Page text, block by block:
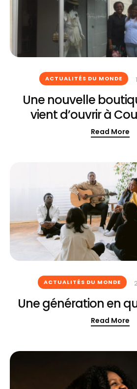
ACTUALITÉS DU MONDE
Une nouvelle
vient d’ouvrir à
Read More
ACTUALITÉS DU MONDE
Une génération en
Read More